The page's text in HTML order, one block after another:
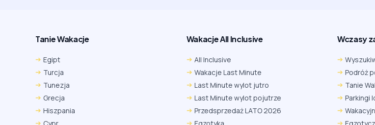
Tanie Wakacje
Egipt
Turcja
Tunezja
Grecja
Hiszpania
Wakacje All Inclusive
All Inclusive
Wakacje Last Minute
Last Minute wylot jutro
Last Minute wylot pojutrze
Przedsprzedaż LATO 2026
Wczasy
Podróż
Tanie
Parkingi